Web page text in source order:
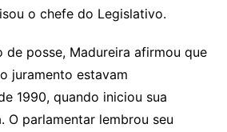
o chefe do Legislativo.
de posse, Madureira afirmou que
juramento estavam
1990, quando iniciou sua
O parlamentar lembrou seu